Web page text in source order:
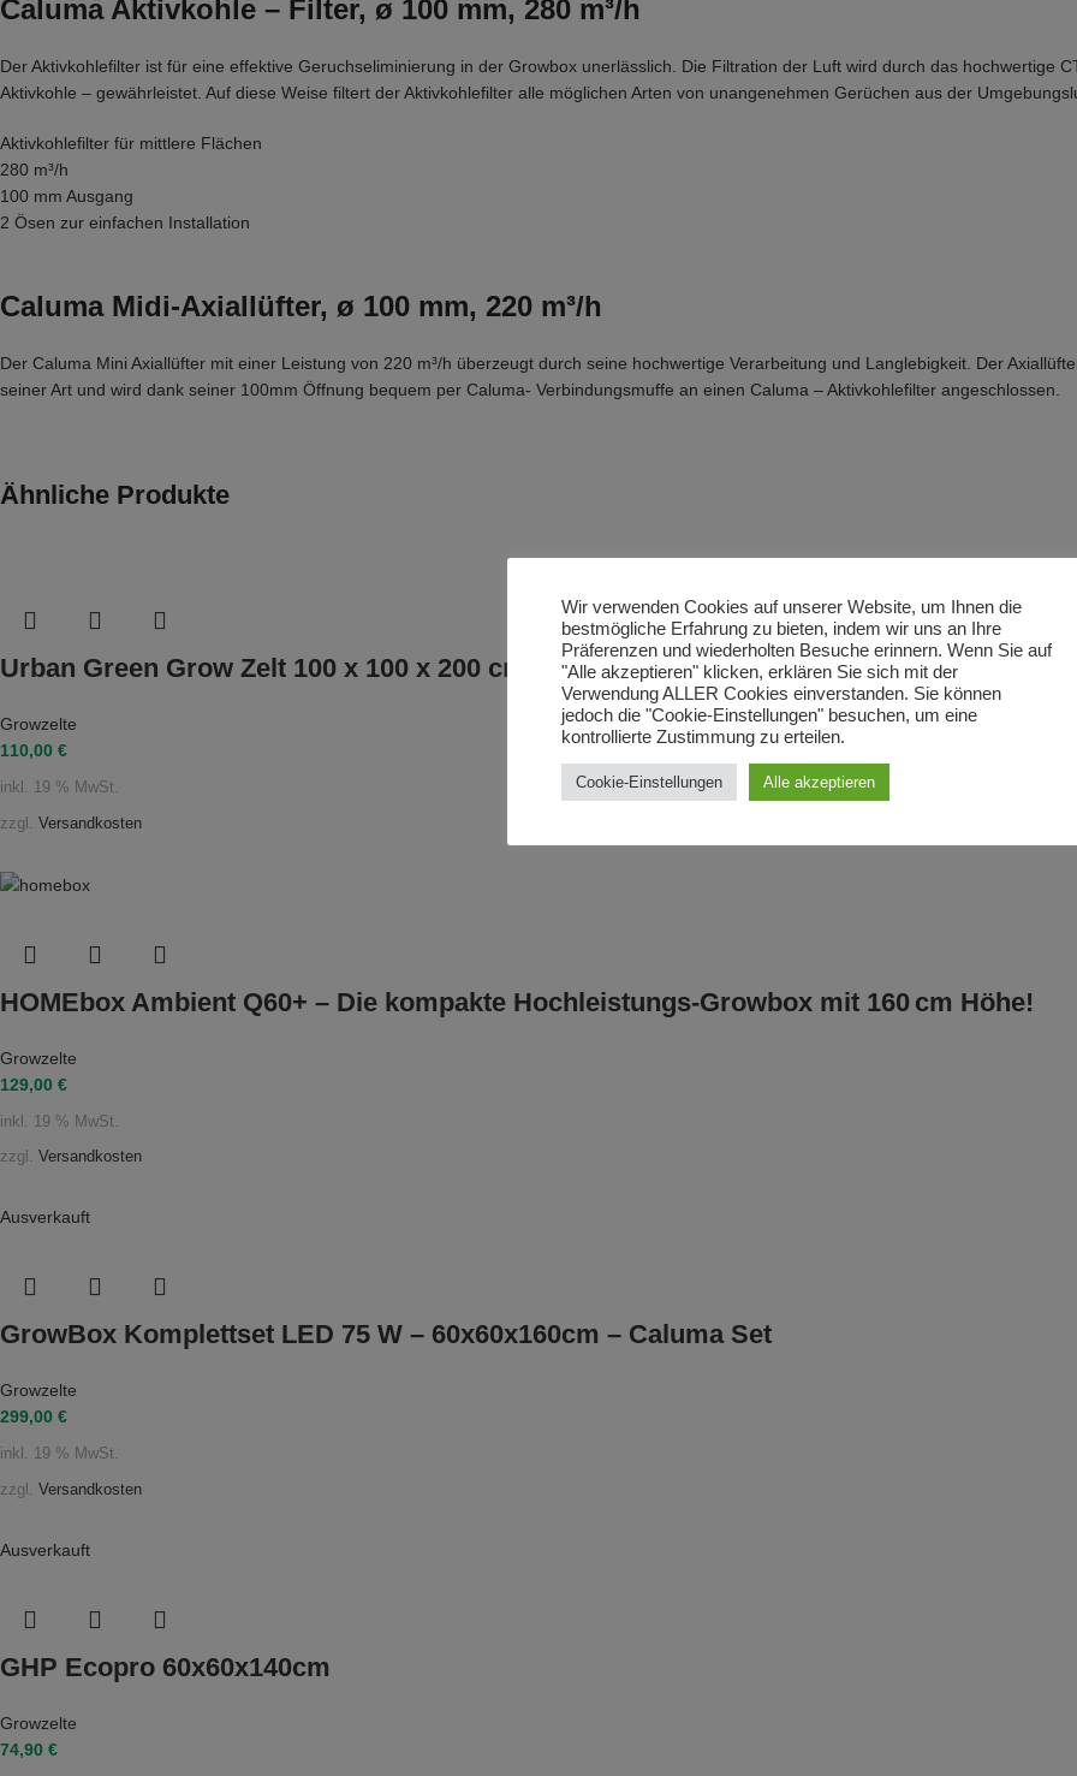
Caluma Aktivkohle – Filter, ø 100 mm, 280 m³/h
Der Aktivkohlefilter ist für eine effektive Geruchseliminierung in der Growbox unerlässlich. Die Filtration der Luft wird durch das hochwertige
Aktivkohle – gewährleistet. Auf diese Weise filtert der Aktivkohlefilter alle möglichen Arten von unangenehmen Gerüchen aus der
Aktivkohlefilter für mittlere Flächen
280 m³/h
100 mm Ausgang
2 Ösen zur einfachen Installation
Caluma Midi-Axiallüfter, ø 100 mm, 220 m³/h
Der Caluma Mini Axiallüfter mit einer Leistung von 220 m³/h überzeugt durch seine hochwertige Verarbeitung und Langlebigkeit. Der
seiner Art und wird dank seiner 100mm Öffnung bequem per Caluma- Verbindungsmuffe an einen Caluma – Aktivkohlefilter angeschlossen.
Ähnliche Produkte
Urban Green Grow Zelt 100 x 100 x 200 cm
Growzelte
110,00 €
inkl. 19 % MwSt.
zzgl. Versandkosten
HOMEbox Ambient Q60+ – Die kompakte Hochleistungs-Growbox mit 160 cm Höhe!
Growzelte
129,00 €
inkl. 19 % MwSt.
zzgl. Versandkosten
Ausverkauft
GrowBox Komplettset LED 75 W – 60x60x160cm – Caluma Set
Growzelte
299,00 €
inkl. 19 % MwSt.
zzgl. Versandkosten
Ausverkauft
GHP Ecopro 60x60x140cm
Growzelte
74,90 €
Wir verwenden Cookies auf unserer Website, um Ihnen die
bestmögliche Erfahrung zu bieten, indem wir uns an Ihre
Präferenzen und wiederholten Besuche erinnern. Wenn Sie auf
"Alle akzeptieren" klicken, erklären Sie sich mit der
Verwendung ALLER Cookies einverstanden. Sie können
jedoch die "Cookie-Einstellungen" besuchen, um eine
kontrollierte Zustimmung zu erteilen.
Cookie-Einstellungen Alle akzeptieren